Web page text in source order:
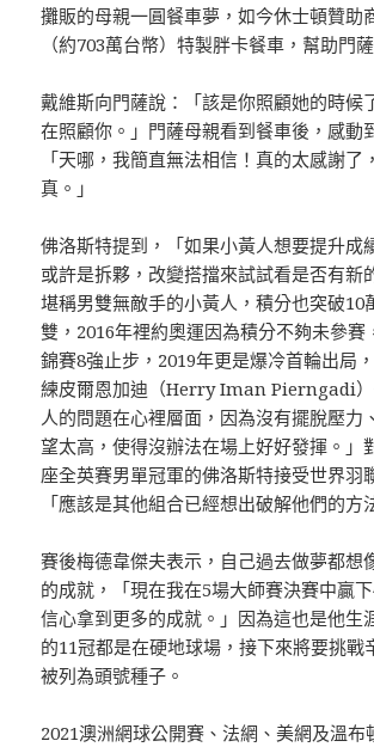
攤販的母親一圓餐車夢，如今休士頓贊助
（約703萬台幣）特製胖卡餐車，幫助門
戴維斯向門薩說：「該是你照顧她的時候
在照顧你。」門薩母親看到餐車後，感動
「天哪，我簡直無法相信！真的太感謝了
真。」
佛洛斯特提到，「如果小黃人想要提升成
或許是拆夥，改變搭擋來試試看是否有新
堪稱男雙無敵手的小黃人，積分也突破10
雙，2016年裡約奧運因為積分不夠未參賽
錦賽8強止步，2019年更是爆冷首輪出局
練皮爾恩加迪（Herry Iman Pierngadi
人的問題在心裡層面，因為沒有擺脫壓力
望太高，使得沒辦法在場上好好發揮。」
座全英賽男單冠軍的佛洛斯特接受世界羽
「應該是其他組合已經想出破解他們的方
賽後梅德韋傑夫表示，自己過去做夢都想
的成就，「現在我在5場大師賽決賽中贏
信心拿到更多的成就。」因為這也是他生
的11冠都是在硬地球場，接下來將要挑戰
被列為頭號種子。
2021澳洲網球公開賽、法網、美網及溫布